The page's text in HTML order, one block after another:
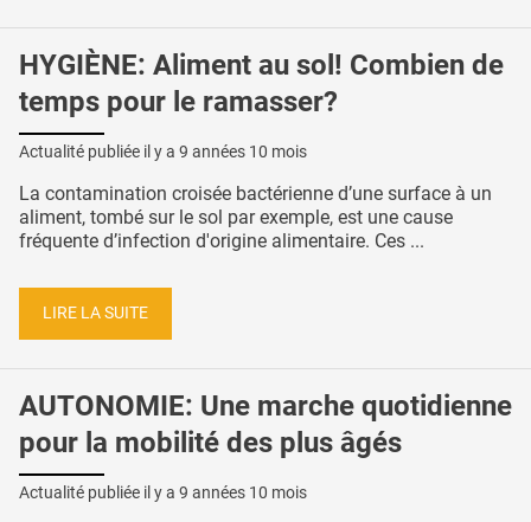
HYGIÈNE: Aliment au sol! Combien de
temps pour le ramasser?
Actualité publiée il y a 9 années 10 mois
La contamination croisée bactérienne d’une surface à un
aliment, tombé sur le sol par exemple, est une cause
fréquente d’infection d'origine alimentaire. Ces ...
LIRE LA SUITE
AUTONOMIE: Une marche quotidienne
pour la mobilité des plus âgés
Actualité publiée il y a 9 années 10 mois